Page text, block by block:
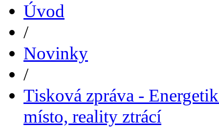
Úvod
/
Novinky
/
Tisková zpráva -
místo, reality ztrácí